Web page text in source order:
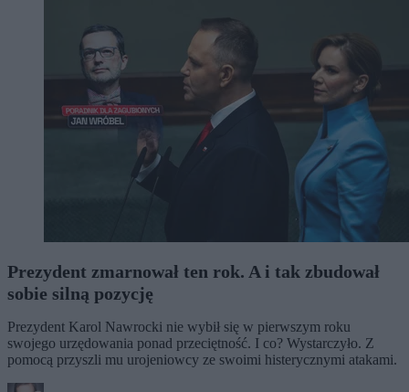
Prezydent zmarnował ten rok. A i tak zbudował
sobie silną pozycję
Prezydent Karol Nawrocki nie wybił się w pierwszym roku
swojego urzędowania ponad przeciętność. I co? Wystarczyło. Z
pomocą przyszli mu urojeniowcy ze swoimi histerycznymi atakami.